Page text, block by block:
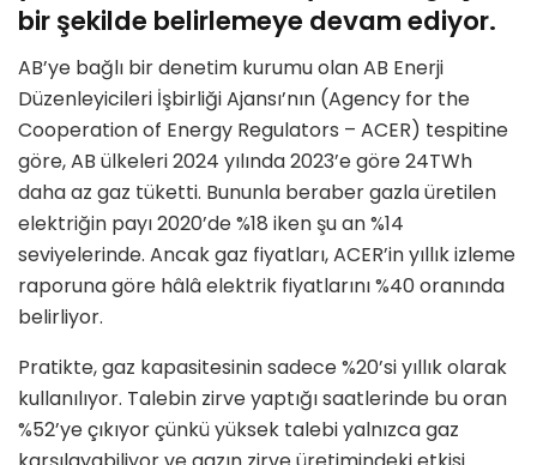
bir şekilde belirlemeye devam ediyor.
AB’ye bağlı bir denetim kurumu olan AB Enerji
Düzenleyicileri İşbirliği Ajansı’nın (Agency for the
Cooperation of Energy Regulators – ACER) tespitine
göre, AB ülkeleri 2024 yılında 2023’e göre 24TWh
daha az gaz tüketti. Bununla beraber gazla üretilen
elektriğin payı 2020’de %18 iken şu an %14
seviyelerinde. Ancak gaz fiyatları, ACER’in yıllık izleme
raporuna göre hâlâ elektrik fiyatlarını %40 oranında
belirliyor.
Pratikte, gaz kapasitesinin sadece %20’si yıllık olarak
kullanılıyor. Talebin zirve yaptığı saatlerinde bu oran
%52’ye çıkıyor çünkü yüksek talebi yalnızca gaz